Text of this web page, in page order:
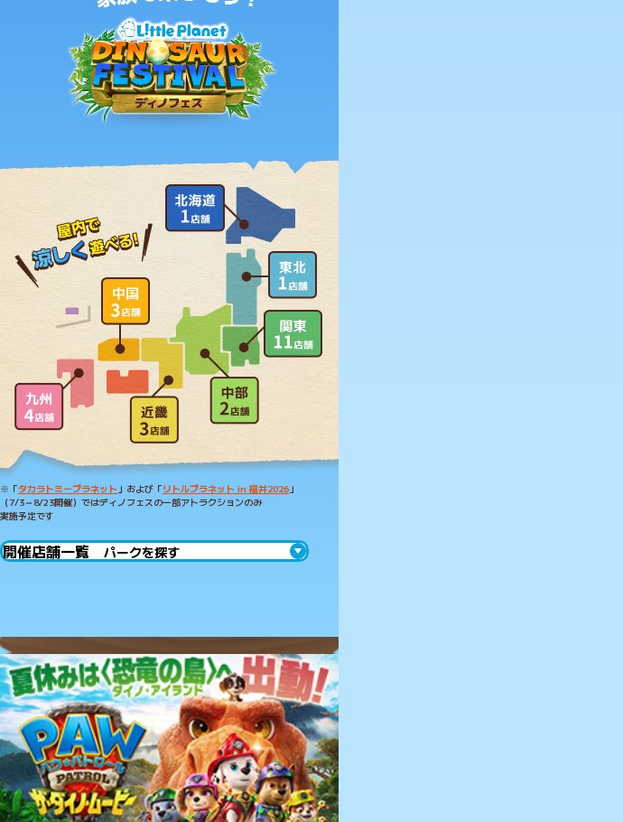
※「タカラトミープラネット 」および「リトルプラネット in 福井2026 」
（7/3～8/23開催）ではディノフェスの一部アトラクションのみ
実施予定です
開催店舗一覧 パークを探す
リトルプラネット イオンモール札幌苗穂
東北地方
福島県
リトルプラネット MOLTI郡山
関東地方
東京都
リトルプラネット ダイバーシティ東京 プラザ
リトルプラネット ららぽーと立川立飛
TOYLO PARK powered by リトルプラネット イトー
中部地方
静岡県
リトルプラネット ららぽーと沼津
近畿地方